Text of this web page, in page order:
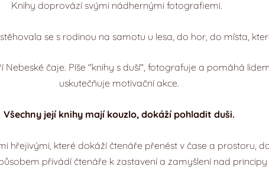
Knihy doprovází svými nádhernými fotografiemi.
se s rodinou na samotu u lesa, do hor, do místa,
Nebeské čaje. Píše "knihy s duší", fotografuje a pomáhá
uskutečňuje motivační akce.
Všechny její knihy mají kouzlo, dokáží pohladit duši.
hřejivými, které dokáží čtenáře přenést v čase a prostoru,
přivádí čtenáře k zastavení a zamyšlení nad principy